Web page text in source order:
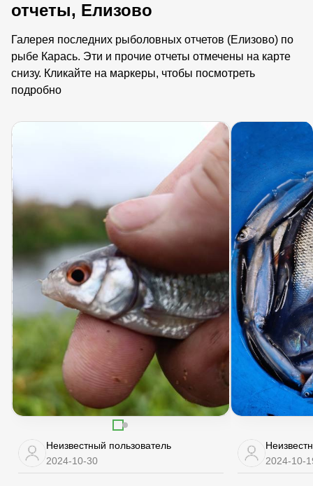
отчеты, Елизово
Галерея последних рыболовных отчетов (Елизово) по
рыбе Карась. Эти и прочие отчеты отмечены на карте
снизу. Кликайте на маркеры, чтобы посмотреть
подробно
Неизвестный пользователь
2024-10-30
2024-10-